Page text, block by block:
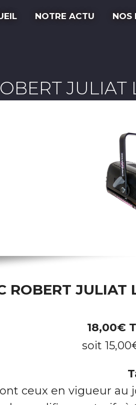
NOTRE ACTU NOS
ROBERT
18,00€
soit 15,00
ceux en vigueur